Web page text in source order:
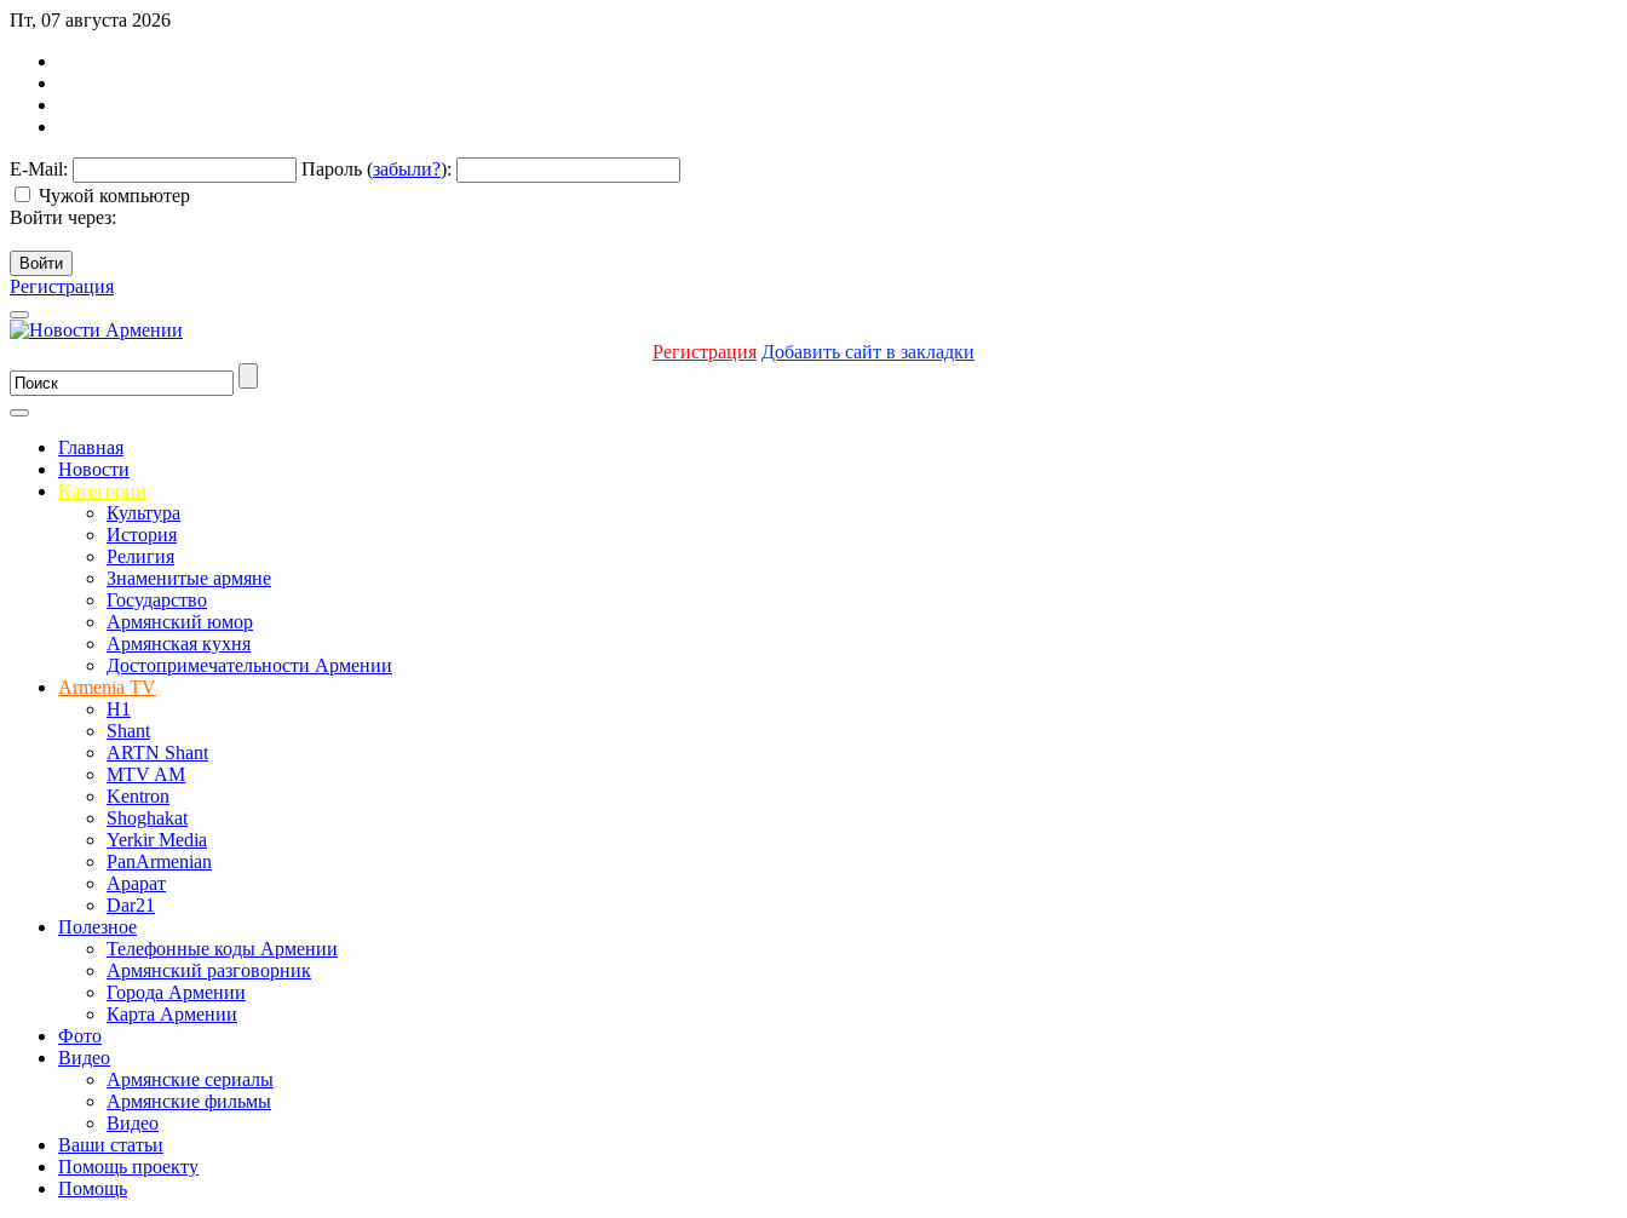
Пт, 07 августа 2026
E-Mail: Пароль (забыли?):
Чужой компьютер
Войти через:
Войти
Регистрация
Регистрация Добавить сайт в закладки
Главная
Новости
Категории
Культура
История
Религия
Знаменитые армяне
Государство
Армянский юмор
Армянская кухня
Достопримечательности Армении
Armenia TV
H1
Shant
ARTN Shant
MTV AM
Kentron
Shoghakat
Yerkir Media
PanArmenian
Арарат
Dar21
Полезное
Телефонные коды Армении
Армянский разговорник
Города Армении
Карта Армении
Фото
Видео
Армянские сериалы
Армянские фильмы
Видео
Ваши статьи
Помощь проекту
Помощь